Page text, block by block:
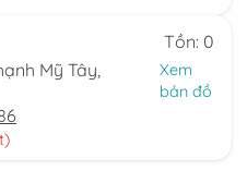
Tồn: 0
Mỹ Tây,
Xem
bản đồ